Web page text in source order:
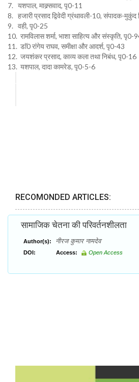
7. यशपाल, माक्र्सवाद, पृ0-11
8. हजारी प्रसाद द्विवेदी ग्रंथावली-10, संपादक-मुकुंद
9. वही, पृ0-25
10. रामविलास शर्मा, भाशा साहित्य और संस्कृति, पृ0-
11. डाॅ0 रांगेय राघव, समीक्षा और आदर्श, पृ0-43
12. जयशंकर प्रसाद, काव्य कला तथा निबंध, पृ0-16
13. यशपाल, दादा कामरेड, पृ0-5-6
RECOMONDED ARTICLES:
सामाजिक चेतना की परिवर्तनशीलता
Author(s): नीरज कुमार नामदेव
DOI: Access: Open Access